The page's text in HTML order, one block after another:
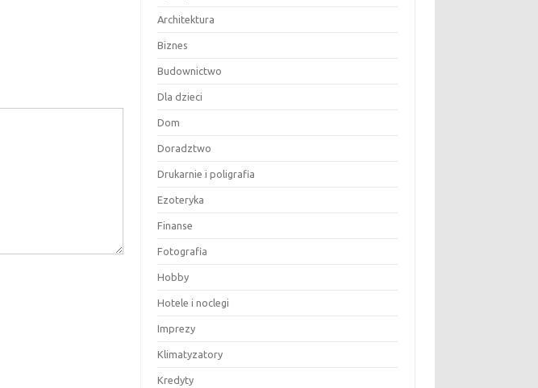
Architektura
Biznes
Budownictwo
Dla dzieci
Dom
Doradztwo
Drukarnie i poligrafia
Ezoteryka
Finanse
Fotografia
Hobby
Hotele i noclegi
Imprezy
Klimatyzatory
Kredyty